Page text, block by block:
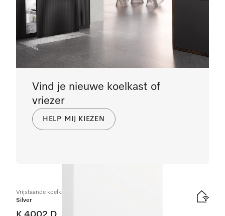
Vrijstaande koelkast
Silver
Vind je nieuwe koelkast of
vriezer
HELP MIJ KIEZEN